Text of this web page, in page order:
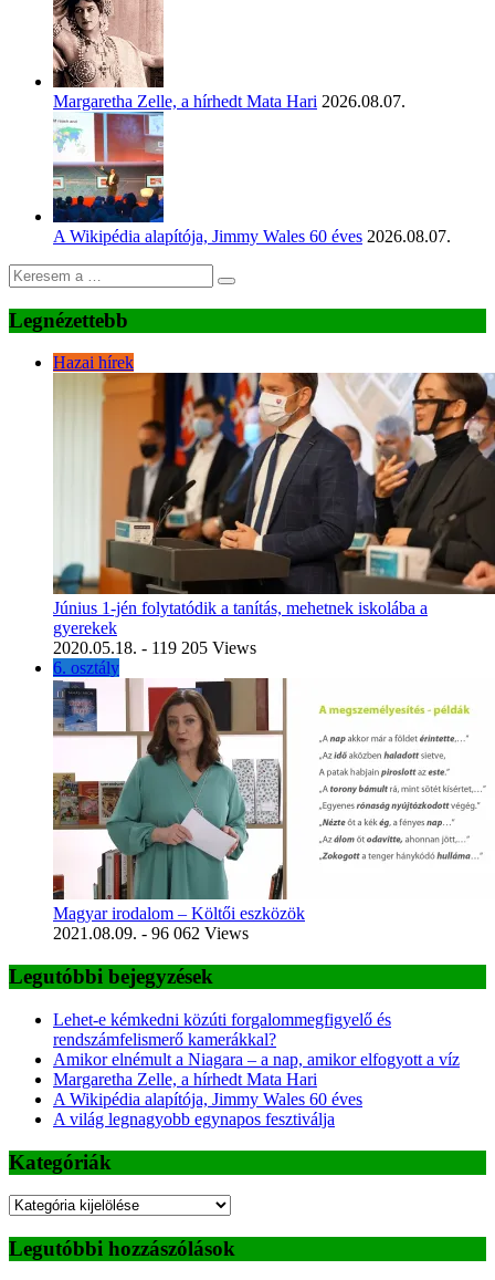
Margaretha Zelle, a hírhedt Mata Hari 2026.08.07.
A Wikipédia alapítója, Jimmy Wales 60 éves 2026.08.07.
Legnézettebb
Hazai hírek
Június 1-jén folytatódik a tanítás, mehetnek iskolába a
gyerekek
2020.05.18. - 119 205 Views
6. osztály
Magyar irodalom – Költői eszközök
2021.08.09. - 96 062 Views
Legutóbbi bejegyzések
Lehet-e kémkedni közúti forgalommegfigyelő és
rendszámfelismerő kamerákkal?
Amikor elnémult a Niagara – a nap, amikor elfogyott a víz
Margaretha Zelle, a hírhedt Mata Hari
A Wikipédia alapítója, Jimmy Wales 60 éves
A világ legnagyobb egynapos fesztiválja
Kategóriák
Kategóriák
Legutóbbi hozzászólások